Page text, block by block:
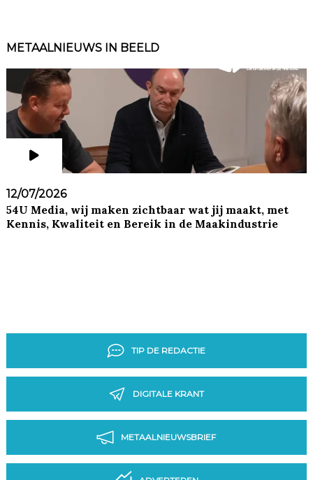
METAALNIEUWS IN BEELD
12/07/2026
54U Media, wij maken zichtbaar wat jij maakt, met
Kennis, Kwaliteit en Bereik in de Maakindustrie
TIP DE REDACTIE
DIGITALE KRANT
METAALNIEUWSBRIEF